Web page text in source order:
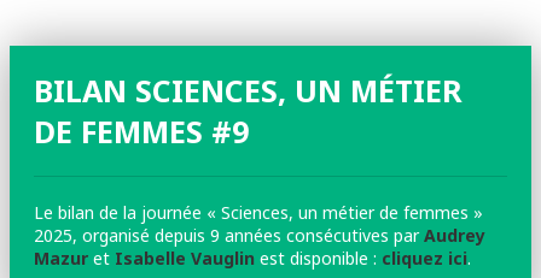
BILAN SCIENCES, UN MÉTIER
DE FEMMES #9
Le bilan de la journée « Sciences, un métier de femmes »
2025, organisé depuis 9 années consécutives parAudrey
Mazur et Isabelle Vauglin est disponible : cliquez ici.